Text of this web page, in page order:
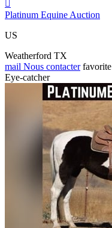
Platinum Equine Auction
US
Weatherford TX
mail Nous contacter favorite
Eye-catcher